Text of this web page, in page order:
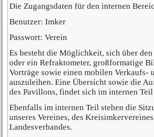
Die Zugangsdaten für den internen
Benutzer: Imker
Passwort: Verein
Es besteht die Möglichkeit, sich über
oder ein Refraktometer, großformatige
Vorträge sowie einen mobilen Verkaufs-
auszuleihen. Eine Übersicht sowie die
des Pavillons, findet sich im internen Teil
Ebenfalls im internen Teil stehen die
unseres Vereines, des
Landesverbandes.